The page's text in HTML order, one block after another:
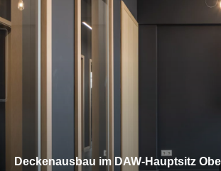
Deckenausbau im DAW-Hauptsitz